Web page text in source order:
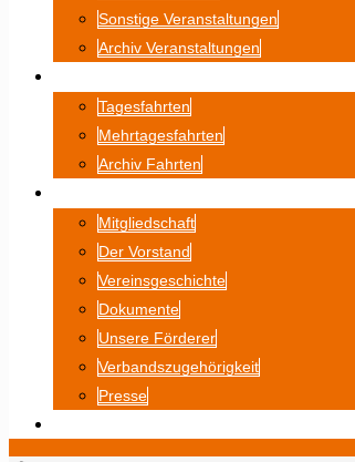
Sonstige Veranstaltungen
Archiv Veranstaltungen
Tagesfahrten
Mehrtagesfahrten
Archiv Fahrten
Mitgliedschaft
Der Vorstand
Vereinsgeschichte
Dokumente
Unsere Förderer
Verbandszugehörigkeit
Presse